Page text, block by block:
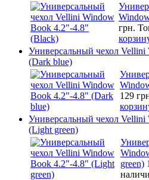
грн.
Универсальный чехол
(Dark blue)
129
Универсальный чехол
(Light green)
green)